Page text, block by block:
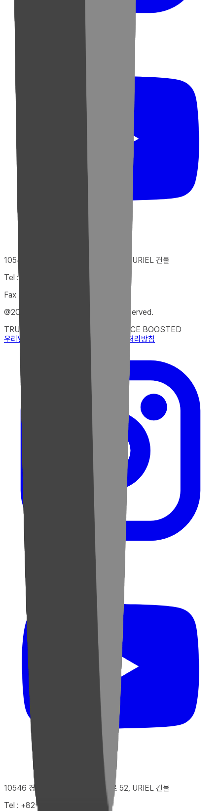
10546 경기도 고양시 덕양구 향기로 52, URIEL 건물
Tel : +82-31-922-9229
Fax : 02-332-9229
@2025 uriel electronics. All rights reserved.
TRUST ENGINEERED
PERFORMANCE BOOSTED
우리엘 소개
지원 센터 개인정보 처리방침
10546 경기도 고양시 덕양구 향기로 52, URIEL 건물
Tel : +82-31-922-9229